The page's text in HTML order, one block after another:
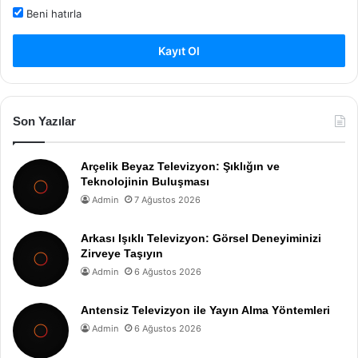
Beni hatırla
Kayıt Ol
Son Yazılar
Arçelik Beyaz Televizyon: Şıklığın ve
Teknolojinin Buluşması
Admin 7 Ağustos 2026
Arkası Işıklı Televizyon: Görsel Deneyiminizi
Zirveye Taşıyın
Admin 6 Ağustos 2026
Antensiz Televizyon ile Yayın Alma Yöntemleri
Admin 6 Ağustos 2026